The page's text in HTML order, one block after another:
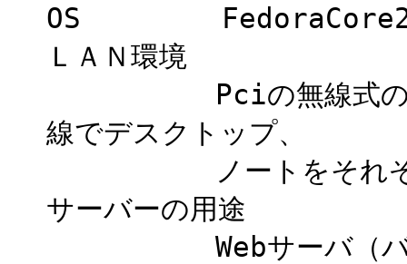
OS FedoraCore2（
ＬＡＮ環境
Pciの無線式のBBル
線でデスクトップ、
ノートをそれぞれ１
サーバーの用途
Webサーバ（バーチ